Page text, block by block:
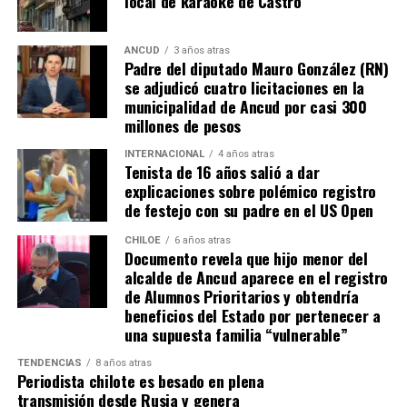
que, a diferencia del conocido dicho, en este caso, todos
los caminos conducen a… La Moneda y, mientras se
espera ese gesto por parte de la madre del pequeño
Tomás, los pasos siguen quemando los pies de Fernando
en pos de que cada kilómetro recorrido, signifique más
que una llegada a Santiago, un arribo a la cura de su hijo
Actualmente, Gómez se encuentra en Santiago
realizando trámites y participando como invitada en
distintos medios de comunicación. Aunque aún no tiene
una fecha exacta para su viaje a Estados Unidos, donde
se administra el medicamento, indicó que esperan
realizarlo «a mediados de junio».
Cabe destacar que, pese a que se logró reunir el dinero y,
por ende, la meta se cumplió, continúan circulando por
redes sociales, eventos a beneficios de Tomás Ross.
ANCUD 3 años atras
Padre del diputado Mauro González (RN)
se adjudicó cuatro licitaciones en la
municipalidad de Ancud por casi 300
millones de pesos
INTERNACIONAL 4 años atras
Tenista de 16 años salió a dar
explicaciones sobre polémico registro
de festejo con su padre en el US Open
CHILOE 6 años atras
Documento revela que hijo menor del
alcalde de Ancud aparece en el registro
de Alumnos Prioritarios y obtendría
beneficios del Estado por pertenecer a
una supuesta familia “vulnerable”
TENDENCIAS 8 años atras
Periodista chilote es besado en plena
transmisión desde Rusia y genera